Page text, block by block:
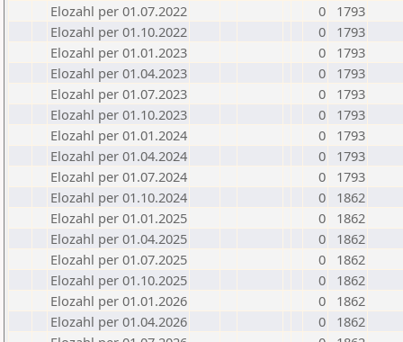
Elozahl per 01.07.2022
0
1793
Elozahl per 01.10.2022
0
1793
Elozahl per 01.01.2023
0
1793
Elozahl per 01.04.2023
0
1793
Elozahl per 01.07.2023
0
1793
Elozahl per 01.10.2023
0
1793
Elozahl per 01.01.2024
0
1793
Elozahl per 01.04.2024
0
1793
Elozahl per 01.07.2024
0
1793
Elozahl per 01.10.2024
0
1862
Elozahl per 01.01.2025
0
1862
Elozahl per 01.04.2025
0
1862
Elozahl per 01.07.2025
0
1862
Elozahl per 01.10.2025
0
1862
Elozahl per 01.01.2026
0
1862
Elozahl per 01.04.2026
0
1862